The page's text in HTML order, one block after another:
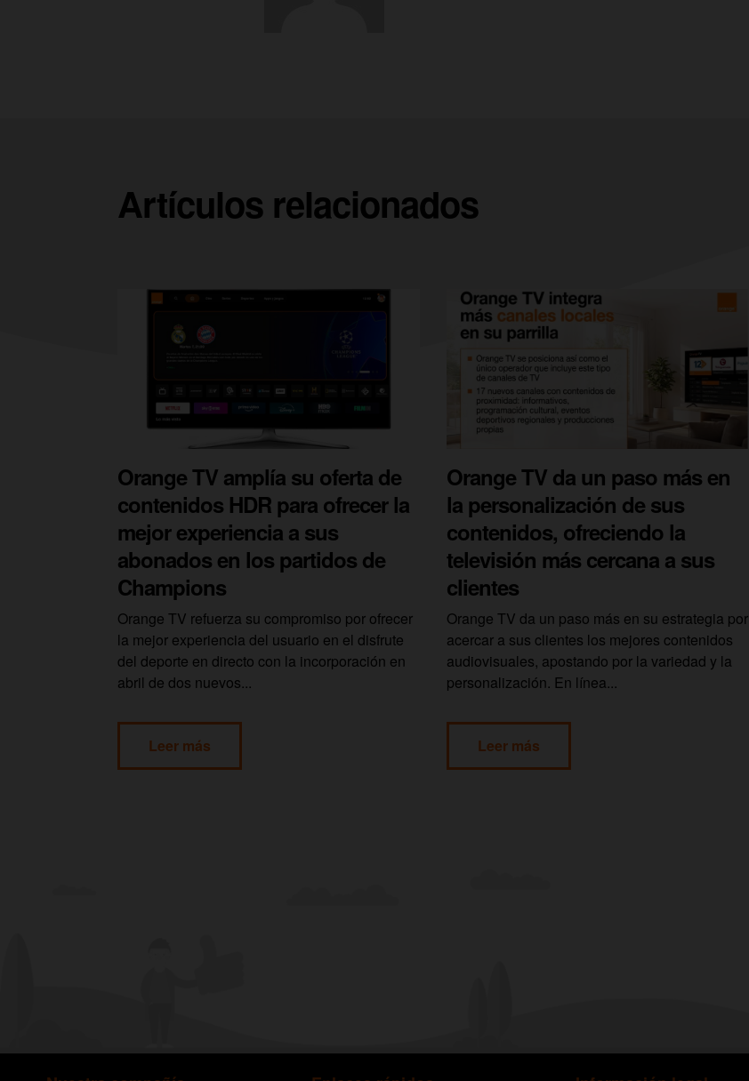
Artículos relacionados
Orange TV amplía su oferta de
contenidos HDR para ofrecer la
mejor experiencia a sus
abonados en los partidos de
Champions
Orange TV refuerza su compromiso por ofrecer
la mejor experiencia del usuario en el disfrute
del deporte en directo con la incorporación en
abril de dos nuevos...
Leer más
Orange TV da un paso más en
la personalización de sus
contenidos, ofreciendo la
televisión más cercana a sus
clientes
Orange TV da un paso más en su estrategia por
acercar a sus clientes los mejores contenidos
audiovisuales, apostando por la variedad y la
personalización. En línea...
Leer más